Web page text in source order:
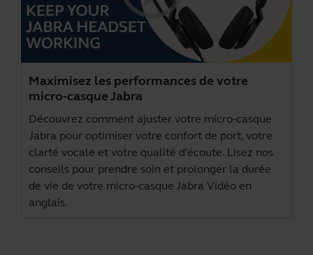
Maximisez les performances de votre
micro-casque Jabra
Découvrez comment ajuster votre micro-casque
Jabra pour optimiser votre confort de port, votre
clarté vocale et votre qualité d'écoute. Lisez nos
conseils pour prendre soin et prolonger la durée
de vie de votre micro-casque Jabra Vidéo en
anglais.